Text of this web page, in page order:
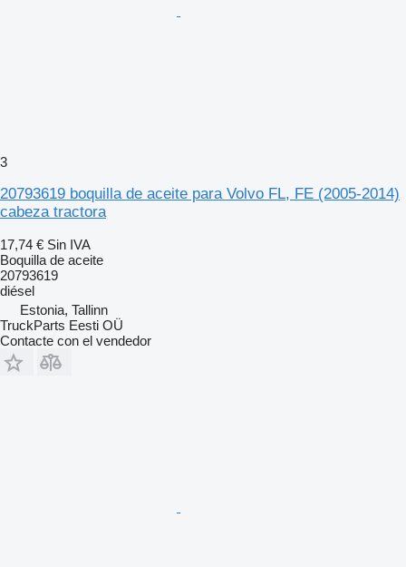
3
20793619 boquilla de aceite para Volvo FL, FE (2005-2014)
cabeza tractora
17,74 € Sin IVA
Boquilla de aceite
20793619
diésel
Estonia, Tallinn
TruckParts Eesti OÜ
Contacte con el vendedor